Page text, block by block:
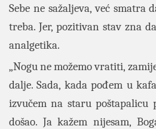
Sebe ne sažaljeva, već smatra
treba. Jer, pozitivan stav zna
analgetika.
„Nogu ne možemo vratiti,
dalje. Sada, kada pođem u
izvučem na staru poštapalicu
došao. Ja kažem nijesam,